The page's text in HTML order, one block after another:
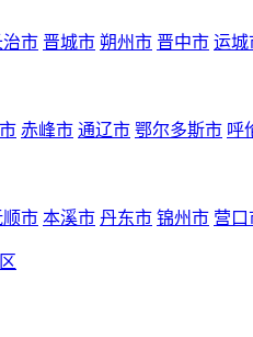
治市 晋城市 朔州市 晋中市 运城
赤峰市 通辽市 鄂尔多斯市 呼
顺市 本溪市 丹东市 锦州市 营口